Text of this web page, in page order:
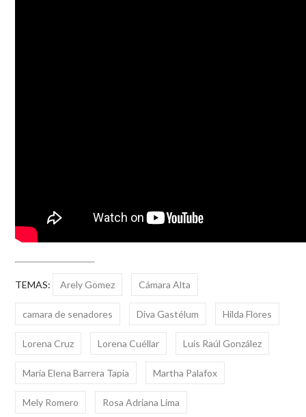
TEMAS: Arely Gomez Cámara Alta
camara de senadores Diva Gastélum Hilda Flores
Lorena Cruz Lorena Cuéllar Luis Raúl González
María Elena Barrera Tapia Martha Palafox
Mely Romero Rosa Adriana Lima